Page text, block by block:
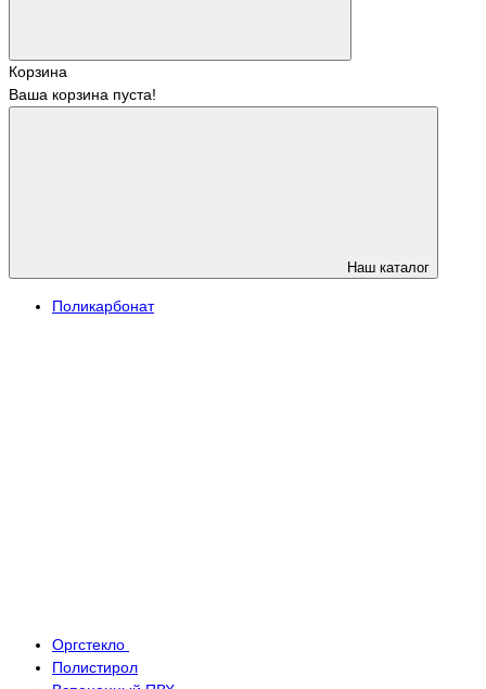
Корзина
Ваша корзина пуста!
Наш каталог
Поликарбонат
Оргстекло
Полистирол